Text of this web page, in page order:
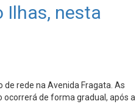
Ilhas, nesta
rede na Avenida Fragata. As
ocorrerá de forma gradual, após a